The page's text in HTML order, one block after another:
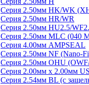
Серия 2.50мм HK/WK
Серия 2.50мм HR/WR
Серия 2.50мм HU2.5/
Серия 2.50мм MLC (040
Серия 4.00мм AMPSEAL
Серия 2.50мм NF (Nano-
Серия 2.50мм OHU
Серия 2.00мм x 2.00мм
Серия 2.54мм BL (с